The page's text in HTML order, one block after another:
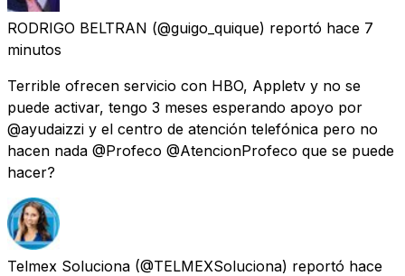
RODRIGO BELTRAN (@guigo_quique) reportó hace 7
minutos
Terrible ofrecen servicio con HBO, Appletv y no se
puede activar, tengo 3 meses esperando apoyo por
@ayudaizzi y el centro de atención telefónica pero no
hacen nada @Profeco @AtencionProfeco que se puede
hacer?
Telmex Soluciona (@TELMEXSoluciona) reportó hace